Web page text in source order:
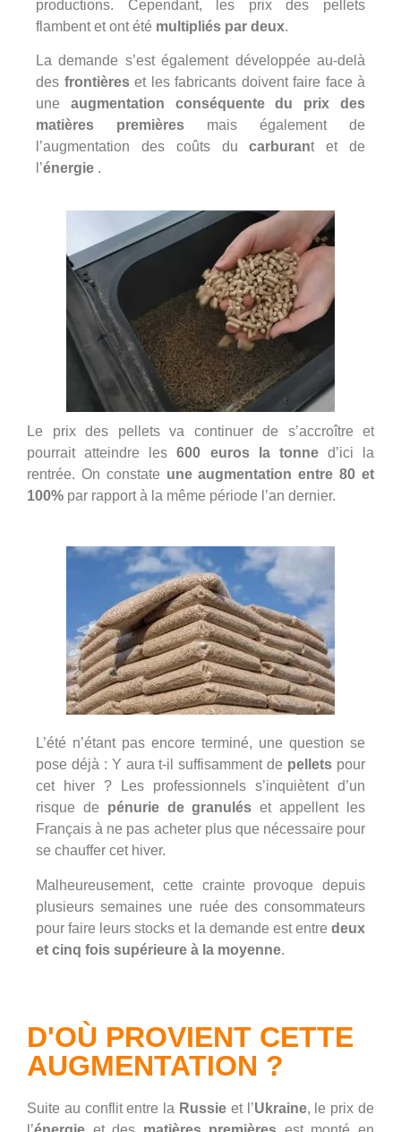
productions. Cependant, les prix des pellets
flambent et ont été multipliés par deux.
La demande s’est également développée au-delà
des frontièreset les fabricants doivent faire face à
une augmentation conséquente du prix des
matières premières mais également de
l’augmentation des coûts ducarburant et de
l’énergie .
Le prix des pelletsva continuer de s’accroître et
pourrait atteindre les600 euros la tonned’ici la
rentrée. On constate une augmentation entre 80 et
100% par rapport à la même période l’an dernier.
L’été n’étant pas encore terminé, une question se
pose déjà : Y aura t-il suffisamment de pellets pour
cet hiver ?
Les professionnels s’inquiètent d’un
risque de pénurie de granulés et appellent les
Français à ne pas acheter plus que nécessaire pour
se chauffer cet hiver.
Malheureusement, cette crainte provoque depuis
plusieurs semaines une ruée des consommateurs
pour faire leurs stocks et l a demande est entredeux
et cinq fois supérieure à la moyenne.
D'OÙ PROVIENT CETTE
AUGMENTATION ?
Suite au conflit entre la Russie et l’Ukraine, le prix de